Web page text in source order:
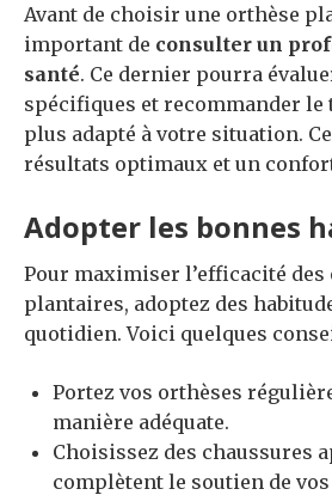
Avant de choisir une orthèse
important de consulter un
santé. Ce dernier pourra
spécifiques et recommander le
plus adapté à votre situation.
résultats optimaux et un
Adopter les bonnes
Pour maximiser l’efficacité des
plantaires, adoptez des
quotidien. Voici quelques
Portez vos orthèses
manière adéquate.
Choisissez des chaussures
complètent le soutien de